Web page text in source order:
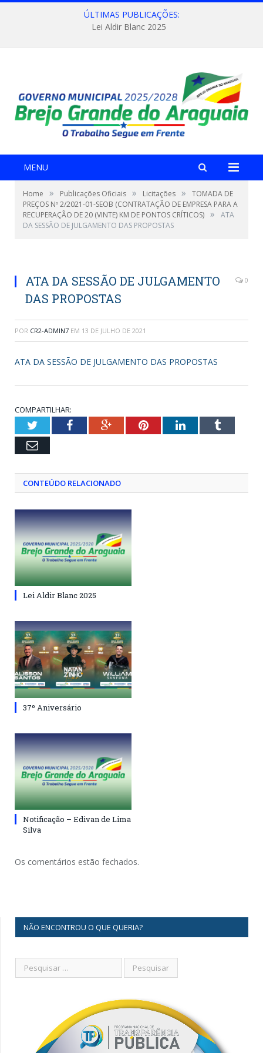
ÚLTIMAS PUBLICAÇÕES:
Lei Aldir Blanc 2025
MENU
Home » Publicações Oficiais » Licitações »
TOMADA DE
PREÇOS Nº 2/2021-01-SEOB (CONTRATAÇÃO DE EMPRESA PARA A
RECUPERAÇÃO DE 20 (VINTE) KM DE PONTOS CRÍTICOS) »
ATA
DA SESSÃO DE JULGAMENTO DAS PROPOSTAS
ATA DA SESSÃO DE JULGAMENTO
DAS PROPOSTAS
0
POR CR2-ADMIN7 EM 13 DE JULHO DE 2021
ATA DA SESSÃO DE JULGAMENTO DAS PROPOSTAS
COMPARTILHAR:
TwitterFacebookGoogle+PinterestLinkedInTumblr
Email
CONTEÚDO RELACIONADO
Lei Aldir Blanc 2025
37º Aniversário
Notificação – Edivan de Lima
Silva
Os comentários estão fechados.
NÃO ENCONTROU O QUE QUERIA?